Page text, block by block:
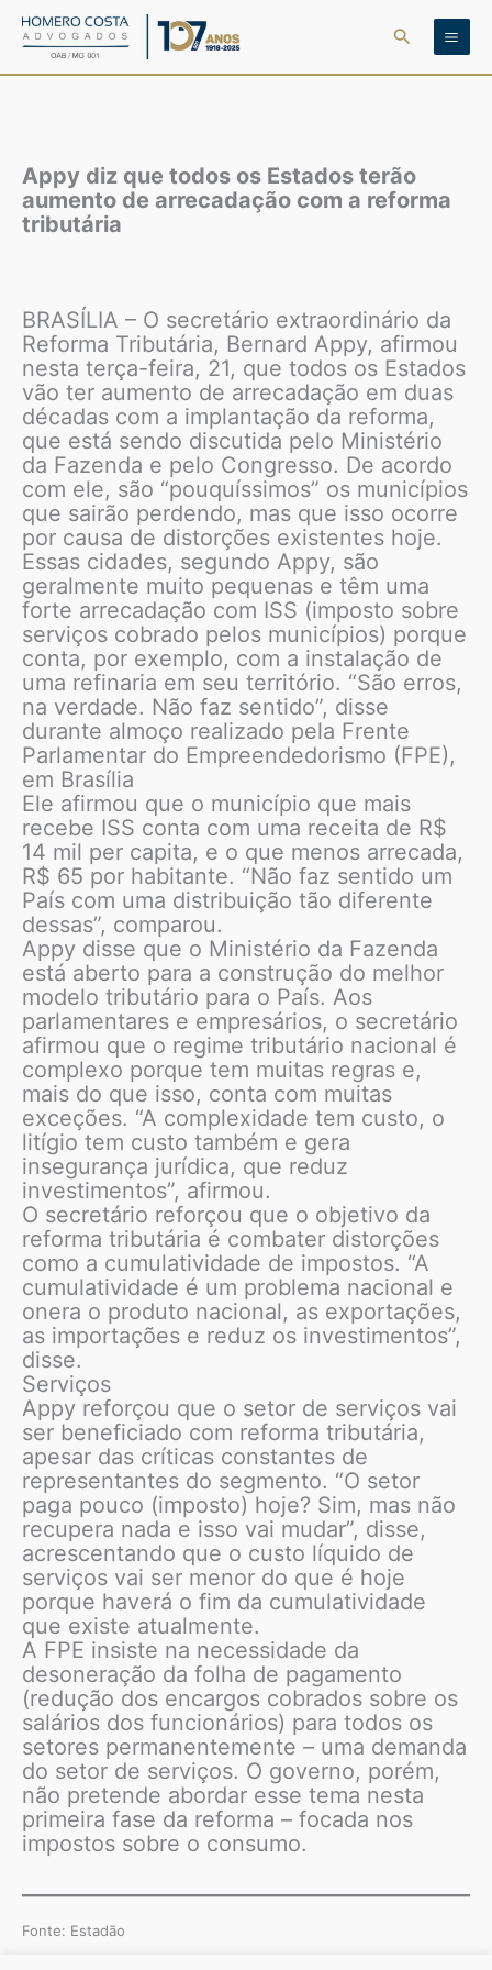
para
Pesquisar
Appy diz que todos os Estados terão
aumento de arrecadação com a reforma
tributária
BRASÍLIA – O secretário extraordinário da
Reforma Tributária, Bernard Appy, afirmou
nesta terça-feira, 21, que todos os Estados
vão ter aumento de arrecadação em duas
décadas com a implantação da reforma,
que está sendo discutida pelo Ministério
da Fazenda e pelo Congresso. De acordo
com ele, são “pouquíssimos” os municípios
que sairão perdendo, mas que isso ocorre
por causa de distorções existentes hoje.
Essas cidades, segundo Appy, são
geralmente muito pequenas e têm uma
forte arrecadação com ISS (imposto sobre
serviços cobrado pelos municípios) porque
conta, por exemplo, com a instalação de
uma refinaria em seu território. “São erros,
na verdade. Não faz sentido”, disse
durante almoço realizado pela Frente
Parlamentar do Empreendedorismo (FPE),
em Brasília
Ele afirmou que o município que mais
recebe ISS conta com uma receita de R$
14 mil per capita, e o que menos arrecada,
R$ 65 por habitante. “Não faz sentido um
País com uma distribuição tão diferente
dessas”, comparou.
Appy disse que o Ministério da Fazenda
está aberto para a construção do melhor
modelo tributário para o País. Aos
parlamentares e empresários, o secretário
afirmou que o regime tributário nacional é
complexo porque tem muitas regras e,
mais do que isso, conta com muitas
exceções. “A complexidade tem custo, o
litígio tem custo também e gera
insegurança jurídica, que reduz
investimentos”, afirmou.
O secretário reforçou que o objetivo da
reforma tributária é combater distorções
como a cumulatividade de impostos. “A
cumulatividade é um problema nacional e
onera o produto nacional, as exportações,
as importações e reduz os investimentos”,
disse.
Serviços
Appy reforçou que o setor de serviços vai
ser beneficiado com reforma tributária,
apesar das críticas constantes de
representantes do segmento. “O setor
paga pouco (imposto) hoje? Sim, mas não
recupera nada e isso vai mudar”, disse,
acrescentando que o custo líquido de
serviços vai ser menor do que é hoje
porque haverá o fim da cumulatividade
que existe atualmente.
A FPE insiste na necessidade da
desoneração da folha de pagamento
(redução dos encargos cobrados sobre os
salários dos funcionários) para todos os
setores permanentemente – uma demanda
do setor de serviços. O governo, porém,
não pretende abordar esse tema nesta
primeira fase da reforma – focada nos
impostos sobre o consumo.
Fonte: Estadão